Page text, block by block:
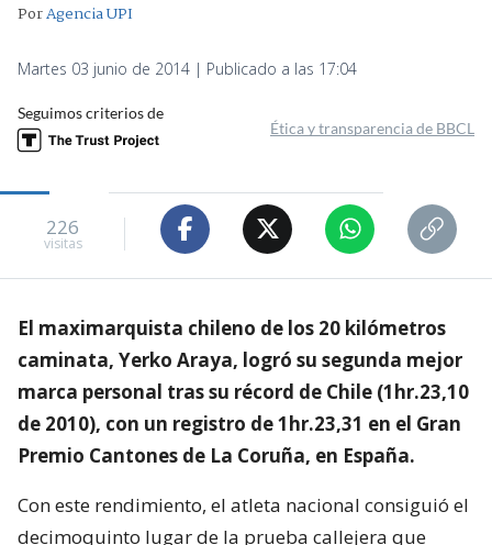
PorAgencia UPI
Martes 03 junio de 2014 | Publicado a las 17:04
Seguimos criterios de
Ética y transparencia de BBCL
226
visitas
El maximarquista chileno de los 20 kilómetros
caminata, Yerko Araya, logró su segunda mejor
marca personal tras su récord de Chile (1hr.23,10
de 2010), con un registro de 1hr.23,31 en el Gran
Premio Cantones de La Coruña, en España.
Con este rendimiento, el atleta nacional consiguió el
decimoquinto lugar de la prueba callejera que